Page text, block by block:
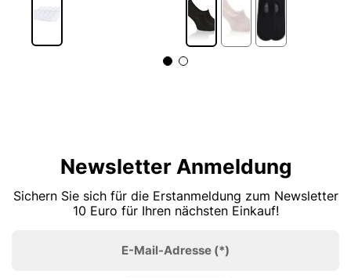
Newsletter Anmeldung
Sichern Sie sich für die Erstanmeldung zum Newsletter
10 Euro für Ihren nächsten Einkauf!
E-Mail-Adresse (*)